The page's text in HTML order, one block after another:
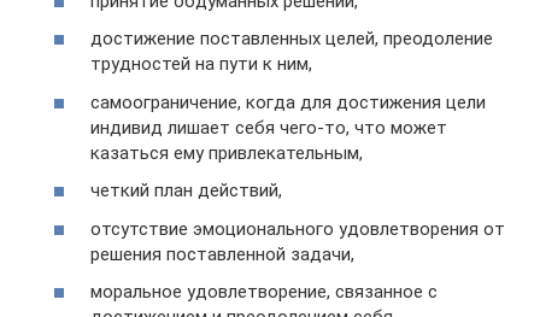
достижение поставленных целей, преодоление
трудностей на пути к ним,
самоограничение, когда для достижения цели
индивид лишает себя чего-то, что может
казаться ему привлекательным,
четкий план действий,
отсутствие эмоционального удовлетворения от
решения поставленной задачи,
моральное удовлетворение, связанное с